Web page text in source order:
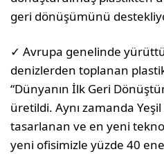
geri dönüşümünü
✓ Avrupa genelinde
denizlerden toplanan
“Dünyanın İlk Geri
üretildi. Aynı zamanda
tasarlanan ve en yeni
yeni ofisimizle yüzde 40